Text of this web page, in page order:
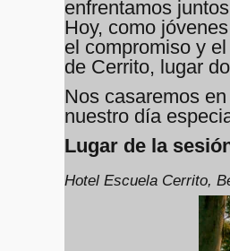
enfrentamos
Hoy, como
el compromiso y
de Cerrito, lugar
Nos casaremos
nuestro día
Lugar de la
Hotel Escuela Cerrito,